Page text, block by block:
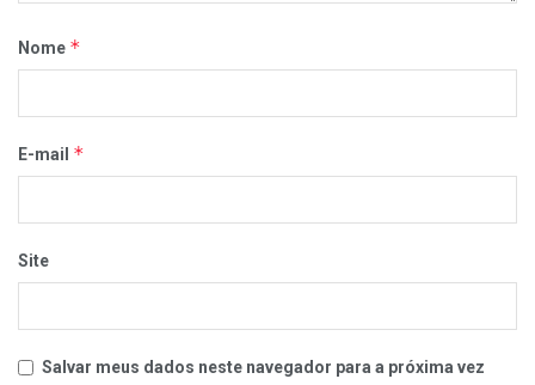
Nome *
E-mail *
Site
Salvar meus dados neste navegador para a próxima vez